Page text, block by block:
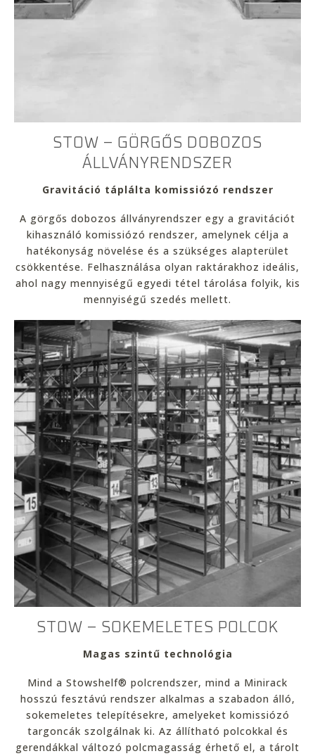
STOW – GÖRGŐS DOBOZOS
ÁLLVÁNYRENDSZER
Gravitáció táplálta komissiózó rendszer
A görgős dobozos állványrendszer egy a gravitációt
kihasználó komissiózó rendszer, amelynek célja a
hatékonyság növelése és a szükséges alapterület
csökkentése. Felhasználása olyan raktárakhoz ideális,
ahol nagy mennyiségű egyedi tétel tárolása folyik, kis
mennyiségű szedés mellett.
STOW – SOKEMELETES POLCOK
Magas szintű technológia
Mind a Stowshelf® polcrendszer, mind a Minirack
hosszú fesztávú rendszer alkalmas a szabadon álló,
sokemeletes telepítésekre, amelyeket komissiózó
targoncák szolgálnak ki. Az állítható polcokkal és
gerendákkal változó polcmagasság érhető el, a tárolt